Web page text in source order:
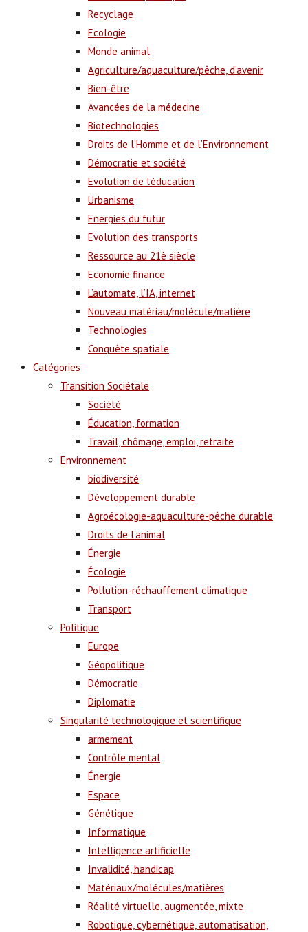
Recyclage
Ecologie
Monde animal
Agriculture/aquaculture/pêche, d’avenir
Bien-être
Avancées de la médecine
Biotechnologies
Droits de l’Homme et de l’Environnement
Démocratie et société
Evolution de l’éducation
Urbanisme
Energies du futur
Evolution des transports
Ressource au 21è siècle
Economie finance
L’automate, l’IA, internet
Nouveau matériau/molécule/matière
Technologies
Conquête spatiale
Catégories
Transition Sociétale
Société
Éducation, formation
Travail, chômage, emploi, retraite
Environnement
biodiversité
Développement durable
Agroécologie-aquaculture-pêche durable
Droits de l’animal
Énergie
Écologie
Pollution-réchauffement climatique
Transport
Politique
Europe
Géopolitique
Démocratie
Diplomatie
Singularité technologique et scientifique
armement
Contrôle mental
Énergie
Espace
Génétique
Informatique
Intelligence artificielle
Invalidité, handicap
Matériaux/molécules/matières
Réalité virtuelle, augmentée, mixte
Robotique, cybernétique, automatisation,